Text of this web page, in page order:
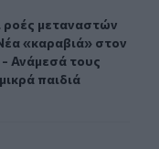
Κρήτη: Νέα
ροές μεταναστών
ροές μεταναστών
«καραβιά» στον
Ανάμεσά τους
παιδιά